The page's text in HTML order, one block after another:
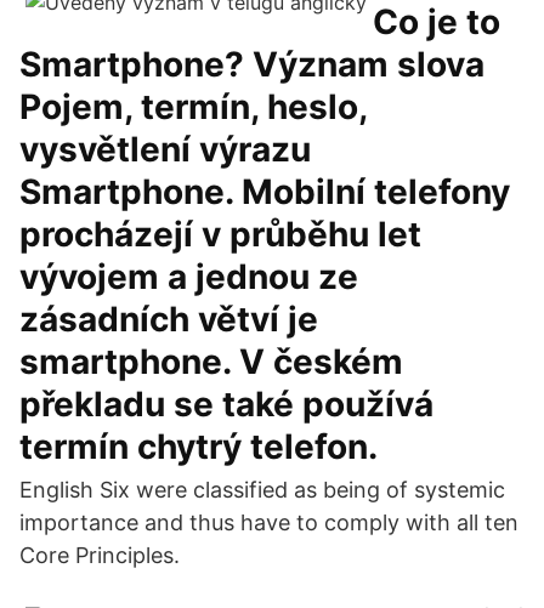
Co je to
Smartphone? Význam slova
Pojem, termín, heslo,
vysvětlení výrazu
Smartphone. Mobilní telefony
procházejí v průběhu let
vývojem a jednou ze
zásadních větví je
smartphone. V českém
překladu se také používá
termín chytrý telefon.
English Six were classified as being of systemic
importance and thus have to comply with all ten
Core Principles.